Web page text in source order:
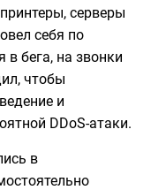
серверы
себя по
бега, на звонки
чтобы
и
DDoS-атаки.
в